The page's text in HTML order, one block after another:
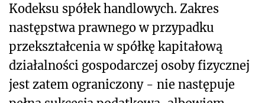
Kodeksu spółek handlowych. Zakres
następstwa prawnego w przypadku
przekształcenia w spółkę kapitałową
działalności gospodarczej osoby fizycznej
jest zatem ograniczony - nie następuje